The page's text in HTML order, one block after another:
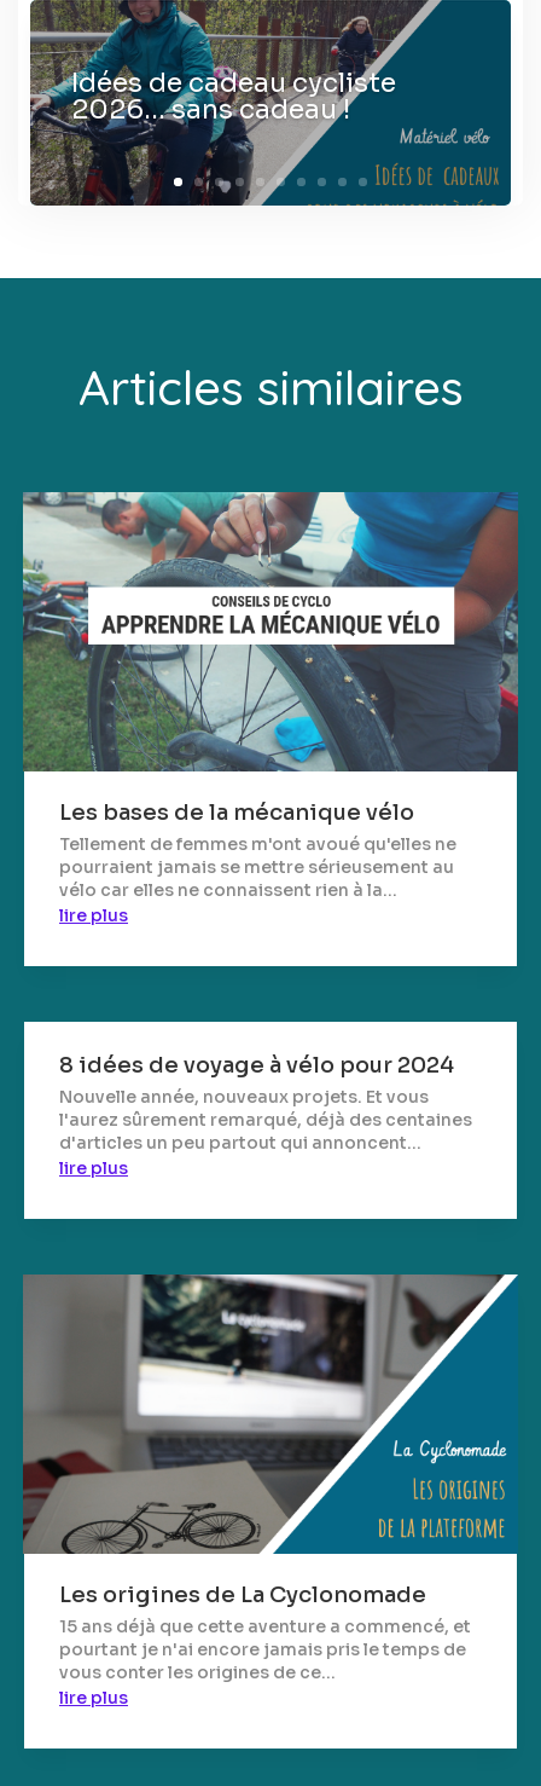
Idées de cadeau cycliste
2026… sans cadeau !
Articles similaires
Les bases de la mécanique vélo
Tellement de femmes m'ont avoué qu'elles ne
pourraient jamais se mettre sérieusement au
vélo car elles ne connaissent rien à la...
lire plus
8 idées de voyage à vélo pour 2024
Nouvelle année, nouveaux projets. Et vous
l'aurez sûrement remarqué, déjà des centaines
d'articles un peu partout qui annoncent...
lire plus
Les origines de La Cyclonomade
15 ans déjà que cette aventure a commencé, et
pourtant je n'ai encore jamais pris le temps de
vous conter les origines de ce...
lire plus